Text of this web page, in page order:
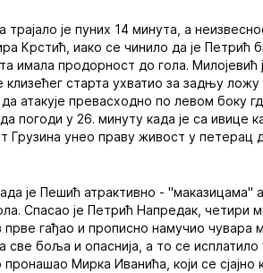
је пуних 14 минута, а
Крстић, иако се чинило да је Петрић
имала продорност до гола.
старта ухватио за задњу ложу
атакује превасходно по левом боку
погоди у 26. минуту када је са ивице
Грузина унео праву живост у
је Пешић атрактивно - "маказицама"
Спасао је Петрић Напредак, четири
гађао и прописно намучио чувара
боља и опаснија, а то се исплатило
Мирка Иванића, који се сјајно